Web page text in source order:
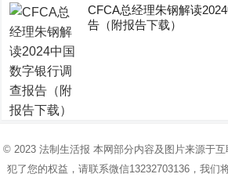
CFCA总经理朱钢解读
告（附报告下载）
© 2023 法制生活报 本网部分内容及图片来源于
犯了您的权益，请联系微信13232703136，我们